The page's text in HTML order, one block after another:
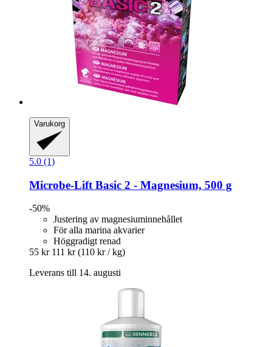
Varukorg
5.0 (1)
Microbe-Lift Basic 2 -​ Magnesium, 500 g
-50%
Justering av magnesiuminnehållet
För alla marina akvarier
Höggradigt renad
55 kr 111 kr (110 kr / kg)
Leverans till 14. augusti